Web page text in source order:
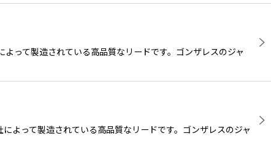
って製造されている高品質なリードです。ゴンザレスのジャ
よって製造されている高品質なリードです。ゴンザレスのジャ